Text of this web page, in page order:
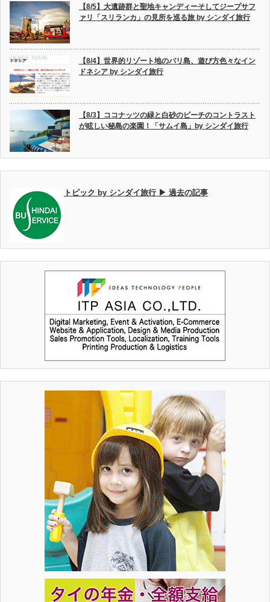
【8/5】大遺跡群と聖地キャンディーそしてジープサフ
ァリ「スリランカ」の見所を巡る旅 by シンダイ旅行
【8/4】世界的リゾート地のバリ島、遊び方色々なイン
ドネシア by シンダイ旅行
【8/3】ココナッツの緑と白砂のビーチのコントラスト
が眩しい秘島の楽園！「サムイ島」by シンダイ旅行
トピック by シンダイ旅行 ▶ 過去の記事